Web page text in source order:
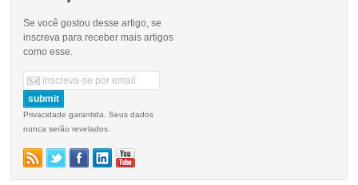
Se você gostou desse artigo, se
inscreva para receber mais artigos
como esse.
Privacidade garantida. Seus dados
nunca serão revelados.